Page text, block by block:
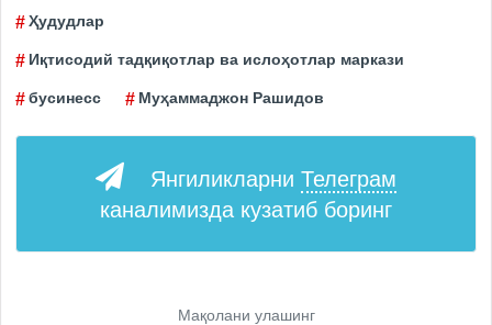
Ҳудудлар
Иқтисодий тадқиқотлар ва ислоҳотлар маркази
бусинесс Муҳаммаджон Рашидов
Янгиликларни Телеграм
каналимизда кузатиб боринг
Мақолани улашинг